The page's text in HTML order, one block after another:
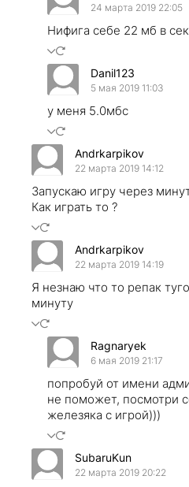
24 марта 2019 22:05
Нифига себе 22 мб в
Danil123
5 мая 2019 11:03
у меня 5.0мбс
Andrkarpikov
22 марта 2019 14:12
Запускаю игру через
Как играть то ?
Andrkarpikov
22 марта 2019 14:19
Я незнаю что то репак
минуту
Ragnaryek
6 мая 2019 21:17
попробуй от имени
не поможет, посмотри
железяка с игрой)))
SubaruKun
22 марта 2019 20:22